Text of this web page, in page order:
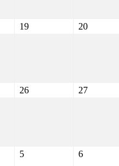
19 20
26 27
5 6